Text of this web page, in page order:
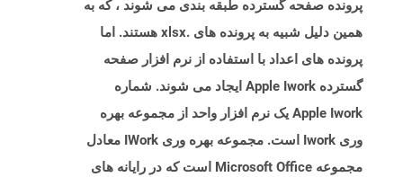
پرونده صفحه گسترده طبقه بندی می شوند ، که به
همین دلیل شبیه به پرونده های .xlsx هستند. اما
پرونده های اعداد با استفاده از نرم افزار صفحه
گسترده Apple Iwork ایجاد می شوند. شماره
Apple Iwork یک نرم افزار واحد از مجموعه بهره
وری Iwork است. مجموعه بهره وری IWork معادل
مجموعه Microsoft Office است که در رایانه های